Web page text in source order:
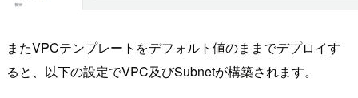
またVPCテンプレートをデフォルト値のままでデプロイす
ると、以下の設定でVPC及びSubnetが構築されます。